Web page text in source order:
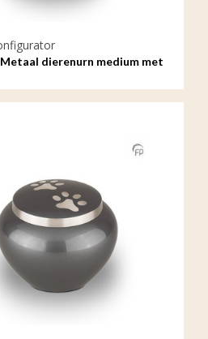
Metaal dierenurn medium met